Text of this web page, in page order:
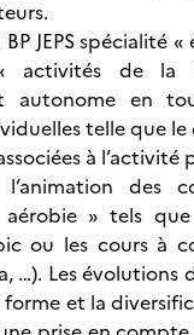
JEPS spécialité
activités de la
autonome en
telle que
à l’activité
des
» tels
ou les cours à
…). Les évolutions
et la